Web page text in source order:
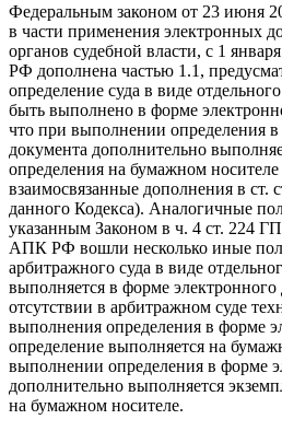
Федеральным законом от 23 июня
в части применения электронных
органов судебной власти, с 1
РФ дополнена частью 1.1,
определение суда в виде
быть выполнено в форме
что при выполнении определения
документа дополнительно
определения на бумажном
взаимосвязанные дополнения в ст.
данного Кодекса). Аналогичные
указанным Законом в ч. 4 ст. 224
АПК РФ вошли несколько иные
арбитражного суда в виде
выполняется в форме
отсутствии в арбитражном суде
выполнения определения в форме
определение выполняется на
выполнении определения в форме
дополнительно выполняется
на бумажном носителе.